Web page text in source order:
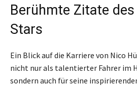
Berühmte Zitate
Stars
Ein Blick auf die Karriere von Nico
nicht nur als talentierter Fahrer im
sondern auch für seine